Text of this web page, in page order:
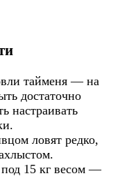
тайменя — на
достаточно
настраивать
ловят редко,
15 кг весом —